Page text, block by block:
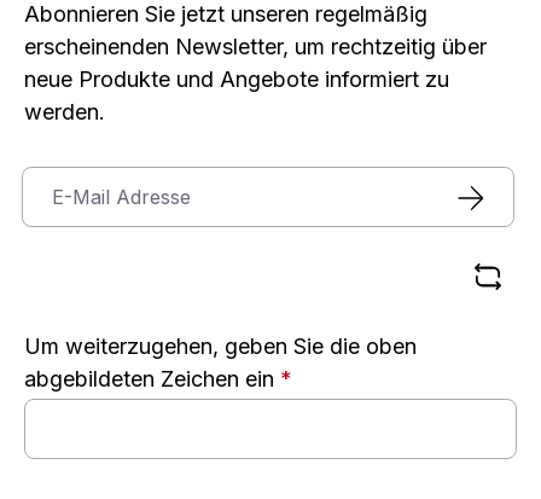
Abonnieren Sie jetzt unseren regelmäßig
erscheinenden Newsletter, um rechtzeitig über
neue Produkte und Angebote informiert zu
werden.
Um weiterzugehen, geben Sie die oben
abgebildeten Zeichen ein *